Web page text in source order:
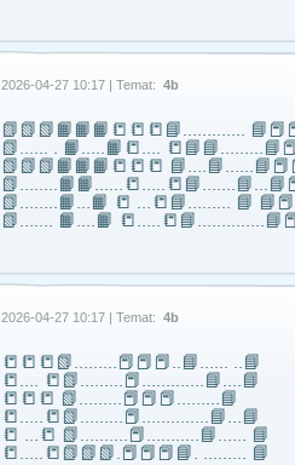
2026-04-27 10:17 | Temat: 4b
📗📗📗📙📙📙📒📒📒📘……..…..
📗...... . 📙…..📙📒….
📗📗📗📙📙📙📒📒📒
📗……..📙…📙 📒 …📒📘……... 📘
📗……. 📙….📙
2026-04-27 10:17 | Temat: 4b
📒📒📒📗………📕📕📕..📘…… ..📘
📒…. 📒📗………📕………….📘….📘
📒📒📒 📗………📕📕📕………📘
📒…..📒📗………📕…………..📘…📘
📒 …📒 📗……….📕………..📘…… 📘
📒…..📒📗📗📗.📕📕📕📘. ……… 📘